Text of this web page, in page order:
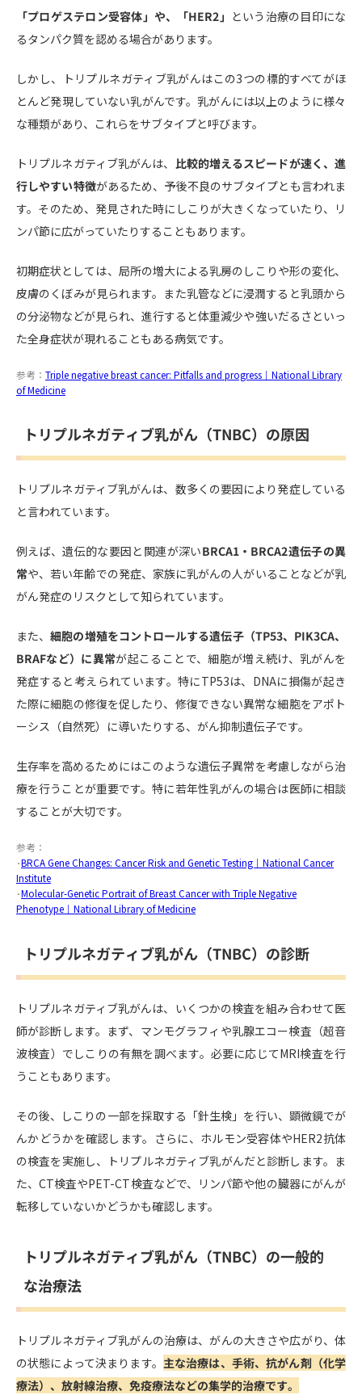
「プロゲステロン受容体」や、「HER2」 という治療の目印にな
るタンパク質を認める場合があります。
しかし、トリプルネガティブ乳がんはこの3つの標的すべてがほ
とんど発現していない乳がんです。乳がんには以上のように様々
な種類があり、これらをサブタイプと呼びます。
トリプルネガティブ乳がんは、
比較的増えるスピードが速く、進
行しやすい特徴があるため、予後不良のサブタイプとも言われま
す。そのため、発見された時にしこりが大きくなっていたり、リ
ンパ節に広がっていたりすることもあります。
初期症状としては、局所の増大による乳房のしこりや形の変化、
皮膚のくぼみが見られます。また乳管などに浸潤すると乳頭から
の分泌物などが見られ、進行すると体重減少や強いだるさといっ
た全身症状が現れることもある病気です。
参考： Triple negative breast cancer: Pitfalls and progress｜National Library
of Medicine
トリプルネガティブ乳がん（TNBC）の原因
トリプルネガティブ乳がんは、数多くの要因により発症している
と言われています。
例えば、遺伝的な要因と関連が深いBRCA1・BRCA2遺伝子の異
常や、若い年齢での発症、家族に乳がんの人がいることなどが乳
がん発症のリスクとして知られています。
また、細胞の増殖をコントロールする遺伝子（TP53、PIK3CA、
BRAFなど）に異常が起こることで、細胞が増え続け、乳がんを
発症すると考えられています。特にTP53は、DNAに損傷が起き
た際に細胞の修復を促したり、修復できない異常な細胞をアポト
ーシス（自然死）に導いたりする、がん抑制遺伝子です。
生存率を高めるためにはこのような遺伝子異常を考慮しながら治
療を行うことが重要です。特に若年性乳がんの場合は医師に相談
することが大切です。
参考：
･BRCA Gene Changes: Cancer Risk and Genetic Testing｜National Cancer
Institute
･Molecular-Genetic Portrait of Breast Cancer with Triple Negative
Phenotype｜National Library of Medicine
トリプルネガティブ乳がん（TNBC）の診断
トリプルネガティブ乳がんは、いくつかの検査を組み合わせて医
師が診断します。まず、マンモグラフィや乳腺エコー検査（超音
波検査）でしこりの有無を調べます。必要に応じてMRI検査を行
うこともあります。
その後、しこりの一部を採取する「針生検」を行い、顕微鏡でが
んかどうかを確認します。さらに、ホルモン受容体やHER2抗体
の検査を実施し、トリプルネガティブ乳がんだと診断します。ま
た、CT検査やPET-CT検査などで、リンパ節や他の臓器にがんが
転移していないかどうかも確認します。
トリプルネガティブ乳がん（TNBC）の一般的
な治療法
トリプルネガティブ乳がんの治療は、がんの大きさや広がり、体
の状態によって決まります。 主な治療は、手術、抗がん剤（化学
療法）、放射線治療、免疫療法などの集学的治療です。